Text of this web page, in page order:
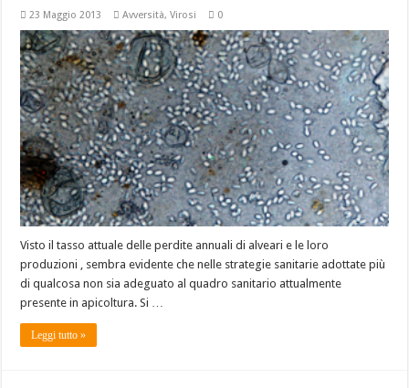
23 Maggio 2013 Avversità,Virosi 0
Visto il tasso attuale delle perdite annuali di alveari e le loro
produzioni , sembra evidente che nelle strategie sanitarie adottate più
di qualcosa non sia adeguato al quadro sanitario attualmente
presente in apicoltura. Si …
Leggi tutto »